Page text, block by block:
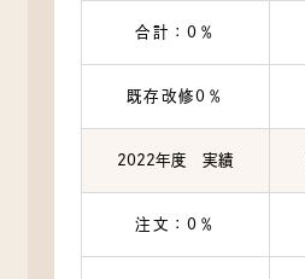
合計：0％
既存改修0％
2022年度 実績
注文：0％